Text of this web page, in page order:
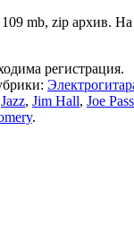
mb, zip архив.
регистрация.
Jazz, Jim Hall, Joe Pass
.